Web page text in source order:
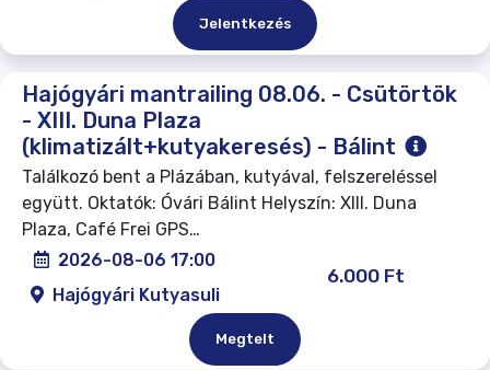
Jelentkezés
Hajógyári mantrailing 08.06. - Csütörtök
- XIII. Duna Plaza
(klimatizált+kutyakeresés) - Bálint
Találkozó bent a Plázában, kutyával, felszereléssel
együtt. Oktatók: Óvári Bálint Helyszín: XIII. Duna
Plaza, Café Frei GPS…
2026-08-06 17:00
Hajógyári Kutyasuli
6.000 Ft
Megtelt